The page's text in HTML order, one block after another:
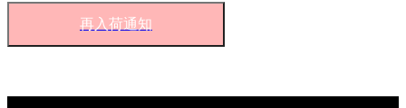
再入荷通知